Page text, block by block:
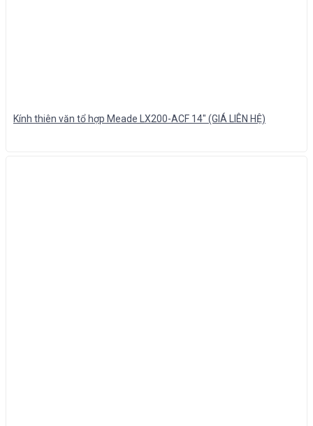
Kính thiên văn tổ hợp Meade LX200-ACF 14″ (GIÁ LIÊN HỆ)